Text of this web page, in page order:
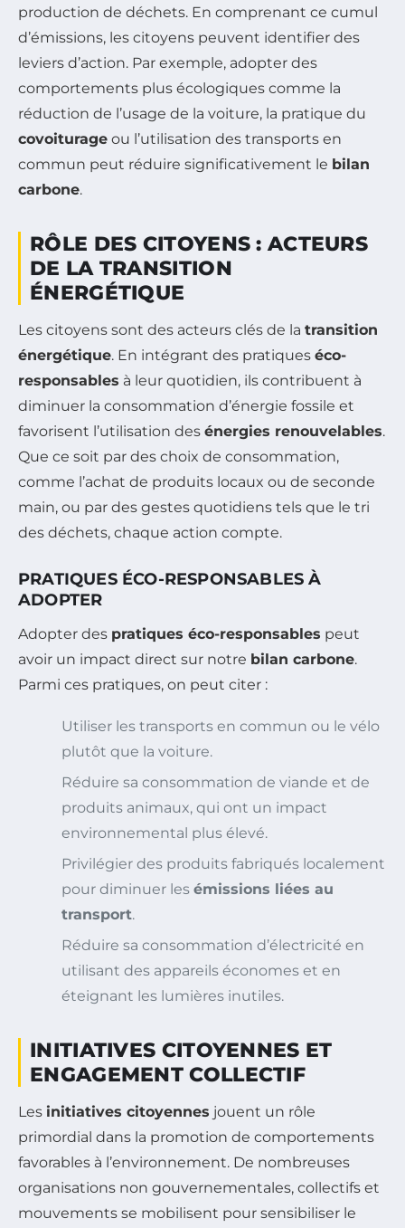
production de déchets. En comprenant ce cumul
d’émissions, les citoyens peuvent identifier des
leviers d’action. Par exemple, adopter des
comportements plus écologiques comme la
réduction de l’usage de la voiture, la pratique du
covoiturage ou l’utilisation des transports en
commun peut réduire significativement le bilan
carbone.
RÔLE DES CITOYENS : ACTEURS
DE LA TRANSITION
ÉNERGÉTIQUE
Les citoyens sont des acteurs clés de la transition
énergétique. En intégrant des pratiques éco-
responsables à leur quotidien, ils contribuent à
diminuer la consommation d’énergie fossile et
favorisent l’utilisation des énergies renouvelables.
Que ce soit par des choix de consommation,
comme l’achat de produits locaux ou de seconde
main, ou par des gestes quotidiens tels que le tri
des déchets, chaque action compte.
PRATIQUES ÉCO-RESPONSABLES À
ADOPTER
Adopter des pratiques éco-responsables peut
avoir un impact direct sur notre bilan carbone.
Parmi ces pratiques, on peut citer :
Utiliser les transports en commun ou le vélo
plutôt que la voiture.
Réduire sa consommation de viande et de
produits animaux, qui ont un impact
environnemental plus élevé.
Privilégier des produits fabriqués localement
pour diminuer les émissions liées au
transport.
Réduire sa consommation d’électricité en
utilisant des appareils économes et en
éteignant les lumières inutiles.
INITIATIVES CITOYENNES ET
ENGAGEMENT COLLECTIF
Les initiatives citoyennes jouent un rôle
primordial dans la promotion de comportements
favorables à l’environnement. De nombreuses
organisations non gouvernementales, collectifs et
mouvements se mobilisent pour sensibiliser le